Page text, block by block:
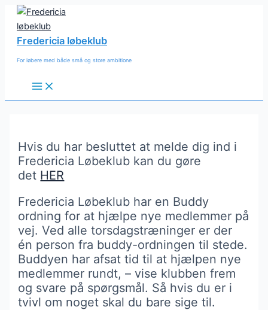
indholdet
Fredericia løbeklub
For løbere med både små og store ambitione
Main
Menu
Hvis du har besluttet at melde dig ind i
Fredericia Løbeklub kan du gøre
det HER
Fredericia Løbeklub har en Buddy
ordning for at hjælpe nye medlemmer på
vej. Ved alle torsdagstræninger er der
én person fra buddy-ordningen til stede.
Buddyen har afsat tid til at hjælpen nye
medlemmer rundt, – vise klubben frem
og svare på spørgsmål. Så hvis du er i
tvivl om noget skal du bare sige til.